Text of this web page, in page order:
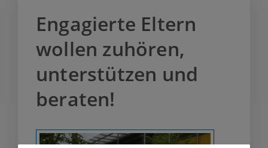
Engagierte Eltern
wollen zuhören,
unterstützen und
beraten!